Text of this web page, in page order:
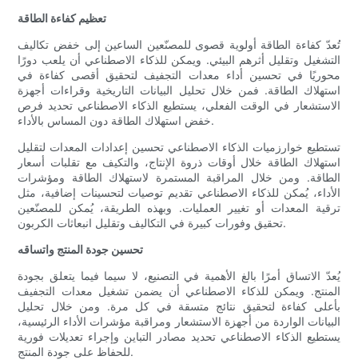
تعظيم كفاءة الطاقة
تُعدّ كفاءة الطاقة أولوية قصوى للمصنّعين الساعين إلى خفض تكاليف
التشغيل وتقليل أثرهم البيئي. ويمكن للذكاء الاصطناعي أن يلعب دورًا
محوريًا في تحسين أداء معدات التجفيف لتحقيق أقصى كفاءة في
استهلاك الطاقة. فمن خلال تحليل البيانات التاريخية وقراءات أجهزة
الاستشعار في الوقت الفعلي، يستطيع الذكاء الاصطناعي تحديد فرص
خفض استهلاك الطاقة دون المساس بالأداء.
تستطيع خوارزميات الذكاء الاصطناعي تحسين إعدادات المعدات لتقليل
استهلاك الطاقة خلال أوقات ذروة الإنتاج، والتكيف مع تقلبات أسعار
الطاقة. ومن خلال المراقبة المستمرة لاستهلاك الطاقة ومؤشرات
الأداء، يُمكن للذكاء الاصطناعي تقديم توصيات لتحسينات إضافية، مثل
ترقية المعدات أو تغيير العمليات. وبهذه الطريقة، يُمكن للمصنّعين
تحقيق وفورات كبيرة في التكاليف وتقليل انبعاثات الكربون.
تحسين جودة المنتج واتساقه
يُعدّ الاتساق أمرًا بالغ الأهمية في التصنيع، لا سيما فيما يتعلق بجودة
المنتج. ويمكن للذكاء الاصطناعي أن يضمن تشغيل معدات التجفيف
بأعلى كفاءة لتحقيق نتائج متسقة في كل مرة. ومن خلال تحليل
البيانات الواردة من أجهزة الاستشعار ومراقبة مؤشرات الأداء الرئيسية،
يستطيع الذكاء الاصطناعي تحديد مصادر التباين وإجراء تعديلات فورية
للحفاظ على جودة المنتج.